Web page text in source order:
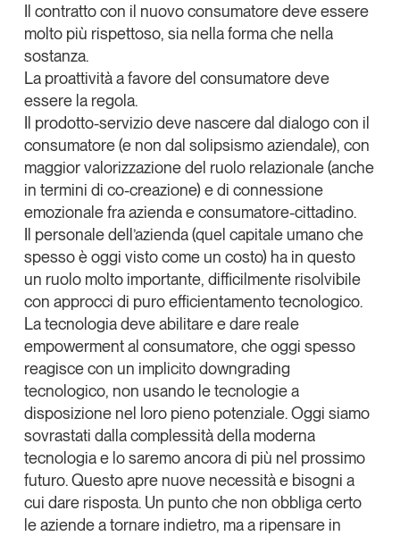
Il contratto con il nuovoconsumatoredeve essere
molto più rispettoso, sia nella forma che nella
sostanza.
La proattivitàa favore del consumatore deve
essere la regola.
Il prodotto-servizio deve nascere dal dialogo con il
consumatore (e non dal solipsismo aziendale), con
maggior valorizzazione del ruolo relazionale (anche
in termini di co-creazione) e di connessione
emozionale fra azienda e consumatore-cittadino.
Il personaledell’azienda (quel capitale umano che
spesso è oggi visto come un costo) ha in questo
un ruolo molto importante, difficilmente risolvibile
con approcci di puro efficientamento tecnologico.
Latecnologiadeve abilitare e dare reale
empowerment al consumatore, che oggi spesso
reagisce con un implicito downgrading
tecnologico, non usando le tecnologie a
disposizione nel loro pieno potenziale. Oggi siamo
sovrastati dalla complessità della moderna
tecnologia e lo saremo ancora di più nel prossimo
futuro. Questo apre nuove necessità e bisogni a
cui dare risposta. Un punto che non obbliga certo
le aziende a tornare indietro, ma a ripensare in